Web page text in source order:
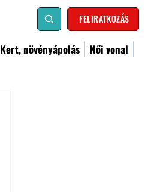
FELIRATKOZÁS
Kert, növényápolás
Női vonal